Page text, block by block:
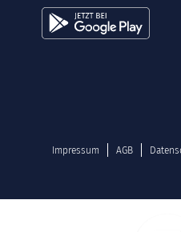
Impressum AGB